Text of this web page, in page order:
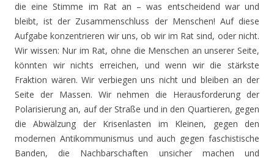
die eine Stimme im Rat an – was entscheidend war und
bleibt, ist der Zusammenschluss der Menschen! Auf diese
Aufgabe konzentrieren wir uns, ob wir im Rat sind, oder nicht.
Wir wissen: Nur im Rat, ohne die Menschen an unserer Seite,
könnten wir nichts erreichen, und wenn wir die stärkste
Fraktion wären. Wir verbiegen uns nicht und bleiben an der
Seite der Massen. Wir nehmen die Herausforderung der
Polarisierung an, auf der Straße und in den Quartieren, gegen
die Abwälzung der Krisenlasten im Kleinen, gegen den
modernen Antikommunismus und auch gegen faschistische
Banden, die Nachbarschaften unsicher machen und